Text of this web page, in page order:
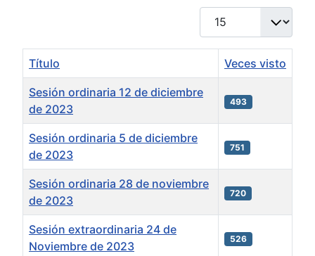
Cantidad
Título Veces visto
Sesión ordinaria 12 de diciembre
de 2023
493
Sesión ordinaria 5 de diciembre
de 2023
751
Sesión ordinaria 28 de noviembre
de 2023
720
Sesión extraordinaria 24 de
Noviembre de 2023
526